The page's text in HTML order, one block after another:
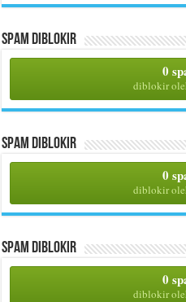
Spam Diblokir
0
diblokir
Spam Diblokir
0
diblokir
Spam Diblokir
0
diblokir